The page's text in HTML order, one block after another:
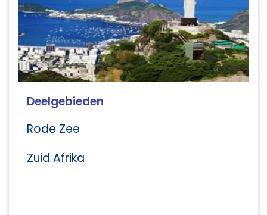
Deelgebieden
Rode Zee
Zuid Afrika